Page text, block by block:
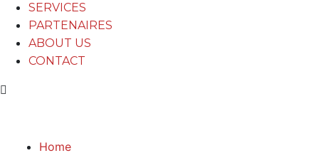
SERVICES
PARTENAIRES
ABOUT US
CONTACT
Home